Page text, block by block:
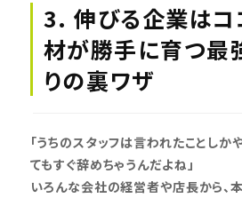
3. 伸びる企業はコ
材が勝手に育つ最
りの裏ワザ
「うちのスタッフは言われたことしか
てもすぐ辞めちゃうんだよね」
いろんな会社の経営者や店長から、